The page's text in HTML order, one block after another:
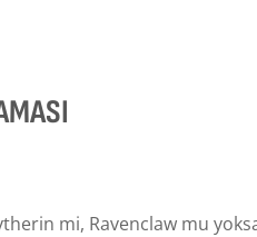
mi, Ravenclaw mu